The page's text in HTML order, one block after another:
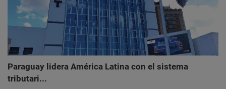
Paraguay lidera América Latina con el sistema
tributari...